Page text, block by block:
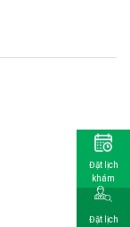
Đặt lịch
khám
Đặt lịch